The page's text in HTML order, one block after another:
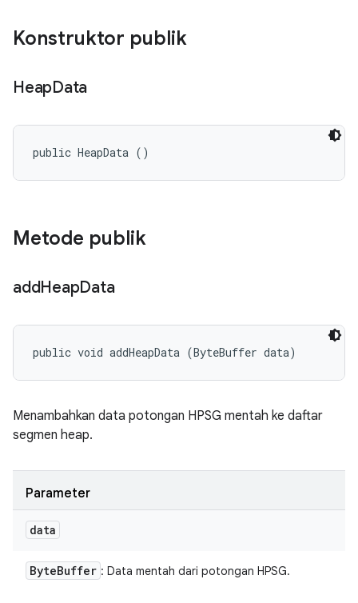
Konstruktor publik
HeapData
public HeapData ()
Metode publik
addHeapData
public void addHeapData (ByteBuffer data)
Menambahkan data potongan HPSG mentah ke daftar
segmen heap.
Parameter
data
ByteBuffer : Data mentah dari potongan HPSG.